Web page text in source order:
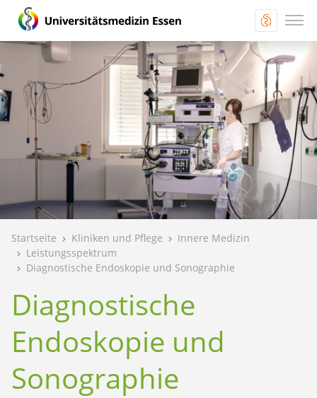
Startseite Kliniken und Pflege
Innere Medizin
Leistungsspektrum
Diagnostische Endoskopie und Sonographie
Diagnostische
Endoskopie und
Sonographie